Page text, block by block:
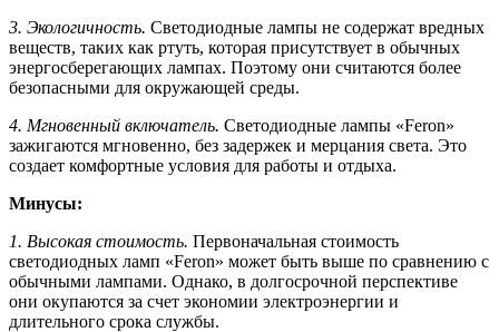
3. Экологичность. Светодиодные лампы не содержат вредных
веществ, таких как ртуть, которая присутствует в обычных
энергосберегающих лампах. Поэтому они считаются более
безопасными для окружающей среды.
4. Мгновенный включатель. Светодиодные лампы «Feron»
зажигаются мгновенно, без задержек и мерцания света. Это
создает комфортные условия для работы и отдыха.
Минусы:
1. Высокая стоимость. Первоначальная стоимость
светодиодных ламп «Feron» может быть выше по сравнению с
обычными лампами. Однако, в долгосрочной перспективе
они окупаются за счет экономии электроэнергии и
длительного срока службы.